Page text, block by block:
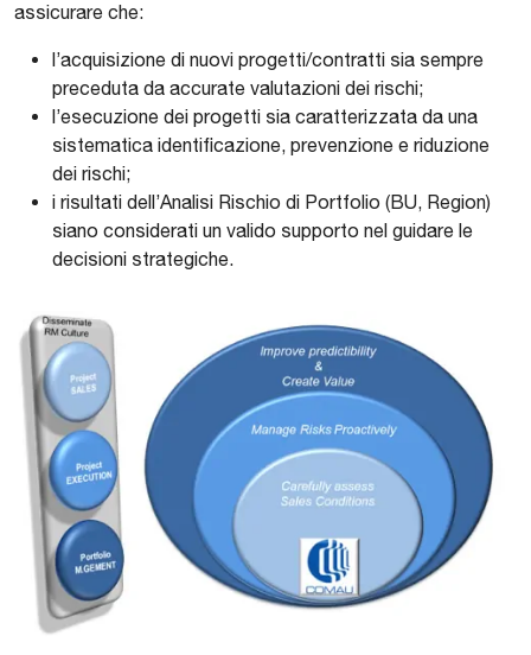
assicurare che:
l’acquisizione di nuovi progetti/contratti sia sempre
preceduta da accurate valutazioni dei rischi;
l’esecuzione dei progetti sia caratterizzata da una
sistematica identificazione, prevenzione e riduzione
dei rischi;
i risultati dell’Analisi Rischio di Portfolio (BU, Region)
siano considerati un valido supporto nel guidare le
decisioni strategiche.